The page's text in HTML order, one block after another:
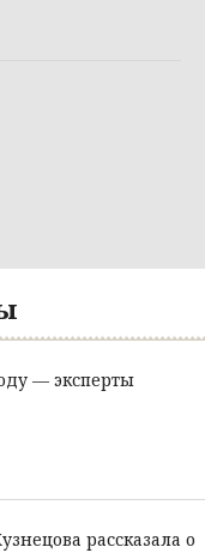
— эксперты
рассказала о